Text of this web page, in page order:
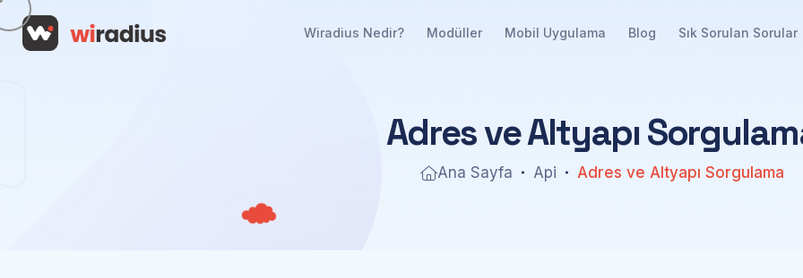
Wiradius Nedir? Modüller Mobil Uygulama Blog Sık Sorulan Sorular
AdresveAltyapıSorgulam
Ana Sayfa Api Adres ve Altyapı Sorgulama